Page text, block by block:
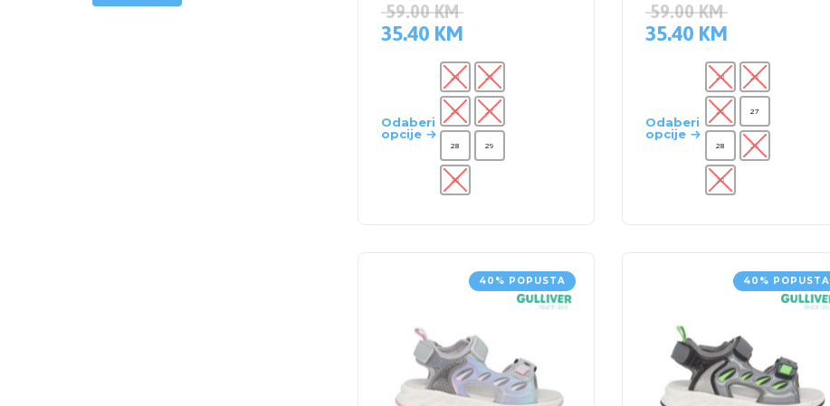
59.00KM
35.40 KM
Odaberi
opcije
24 25
26 27
28 29
30
59.00KM
35.40 KM
Odaberi
opcije
24 25
26 27
28 29
30
40% POPUSTA 40% POPUSTA